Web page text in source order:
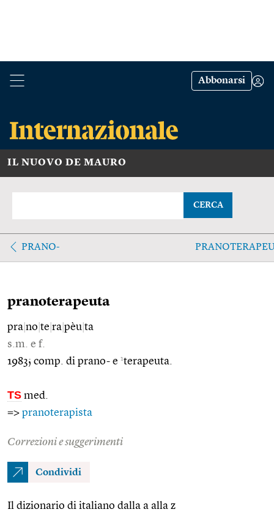
Abbonarsi
IL NUOVO DE MAURO
CERCA
PRANO-
pranoterapeuta
pra no te ra pèu ta
s.m. e f.
1983; comp. di prano- e 1terapeuta.
TS med.
=> pranoterapista
Correzioni e suggerimenti
Condividi
Il dizionario di italiano dalla a alla z